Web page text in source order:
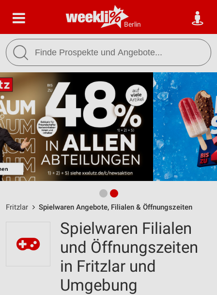
Berlin
Fritzlar Spielwaren Angebote, Filialen & Öffnungszeiten
Spielwaren Filialen
und Öffnungszeiten
in Fritzlar und
Umgebung